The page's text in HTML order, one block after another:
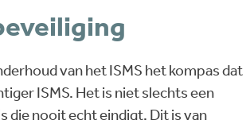
van het ISMS het kompas dat
ISMS. Het is niet slechts een
die nooit echt eindigt. Dit is van